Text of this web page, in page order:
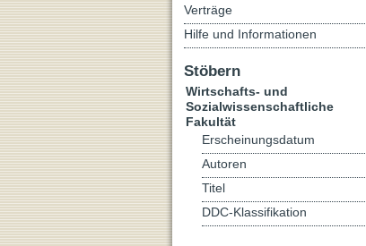
Verträge
Hilfe und Informationen
Stöbern
Wirtschafts- und
Sozialwissenschaftliche
Fakultät
Erscheinungsdatum
Autoren
Titel
DDC-Klassifikation